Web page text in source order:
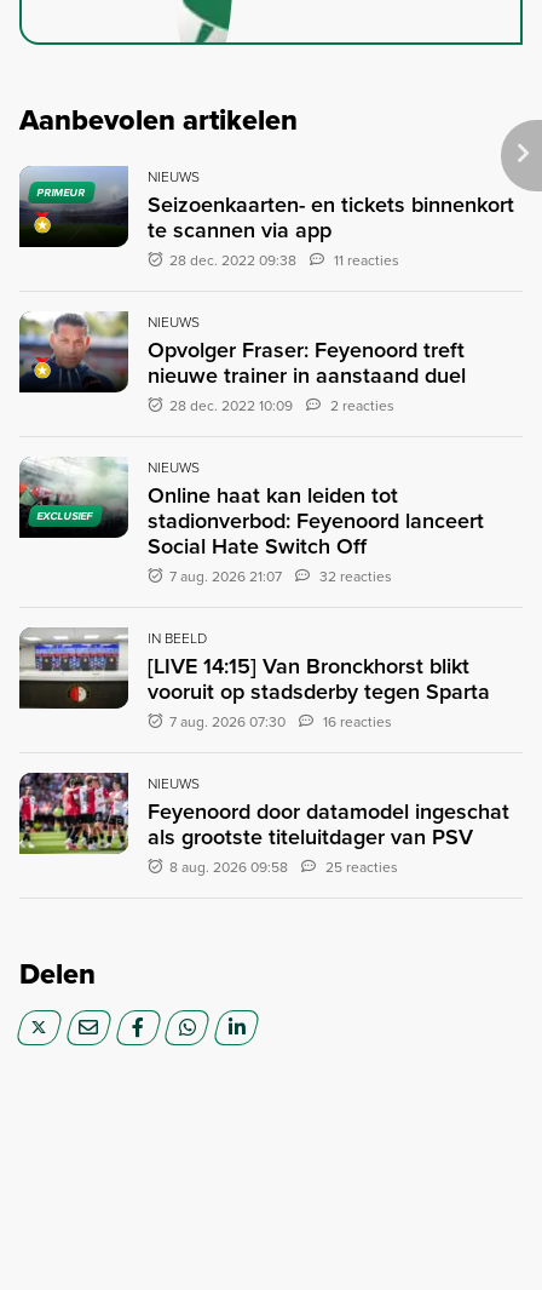
Aanbevolen artikelen
PRIMEUR
NIEUWS
Seizoenkaarten- en tickets binnenkort
te scannen via app
28 dec. 2022 09:38 11 reacties
NIEUWS
Opvolger Fraser: Feyenoord treft
nieuwe trainer in aanstaand duel
28 dec. 2022 10:09 2 reacties
EXCLUSIEF
NIEUWS
Online haat kan leiden tot
stadionverbod: Feyenoord lanceert
Social Hate Switch Off
7 aug. 2026 21:07 32 reacties
IN BEELD
[LIVE 14:15] Van Bronckhorst blikt
vooruit op stadsderby tegen Sparta
7 aug. 2026 07:30 16 reacties
NIEUWS
Feyenoord door datamodel ingeschat
als grootste titeluitdager van PSV
8 aug. 2026 09:58 25 reacties
Delen